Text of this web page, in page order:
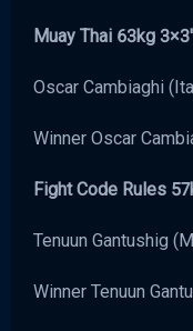
Muay Thai 63kg 3×3′
Oscar Cambiaghi
Winner Oscar
Fight Code Rules
Tenuun Gantushig
Winner Tenuun